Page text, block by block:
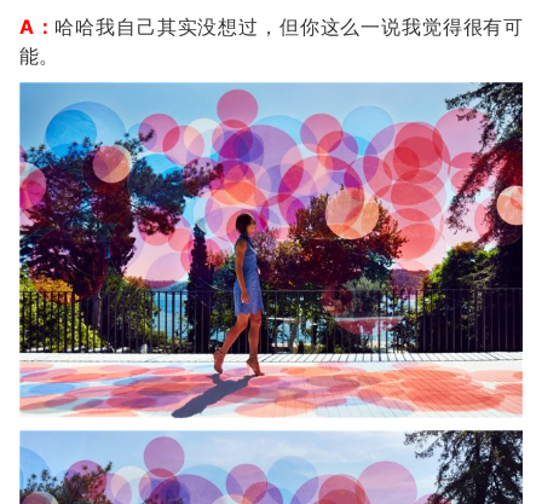
A： 哈哈我自己其实没想过，但你这么一说我觉得很有可
能。